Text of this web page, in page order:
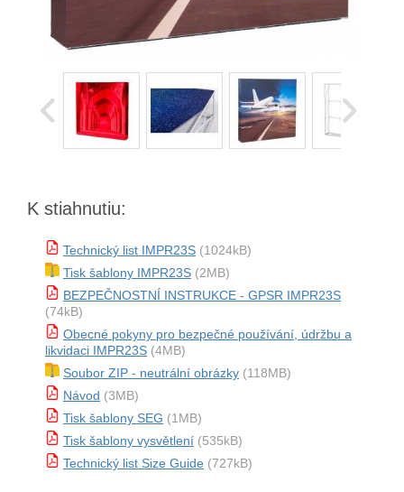
K stiahnutiu:
Technický list IMPR23S (1024kB)
Tisk šablony IMPR23S (2MB)
BEZPEČNOSTNÍ INSTRUKCE - GPSR IMPR23S
(74kB)
Obecné pokyny pro bezpečné používání, údržbu a
likvidaci IMPR23S (4MB)
Soubor ZIP - neutrální obrázky (118MB)
Návod (3MB)
Tisk šablony SEG (1MB)
Tisk šablony vysvětlení (535kB)
Technický list Size Guide (727kB)